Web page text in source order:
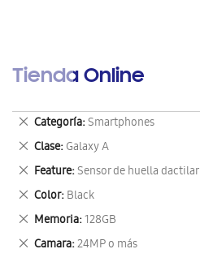
Tienda Online
Categoría Smartphones
Eliminar
este
artículo
Clase Galaxy A
Eliminar
este
artículo
Feature Sensor de huella dactilar
Eliminar
este
artículo
Color Black
Eliminar
este
artículo
Memoria 128GB
Eliminar
este
artículo
Camara 24MP o más
Eliminar